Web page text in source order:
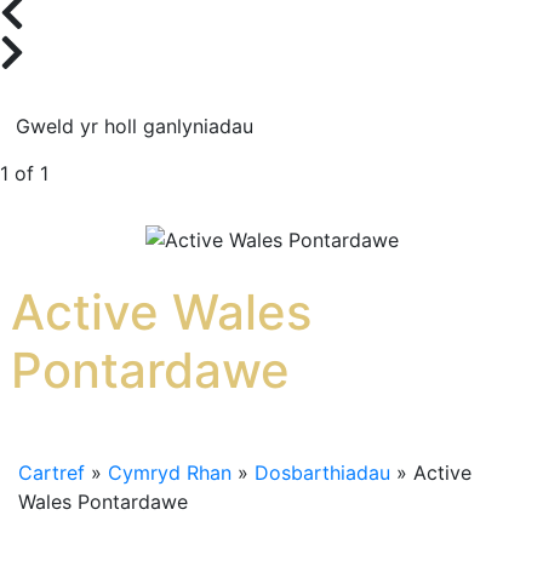
1 of 1
Active Wales
Pontardawe
Cartref » Cymryd Rhan » Dosbarthiadau » Active
Wales Pontardawe